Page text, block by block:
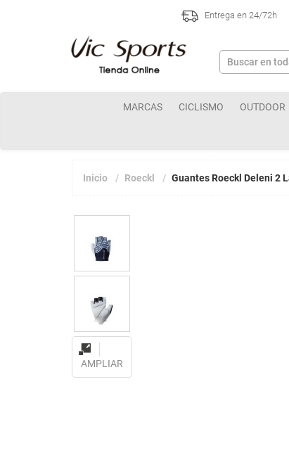
Entrega en 24/72h
MARCAS CICLISMO OUTDOOR
Inicio Roeckl Guantes Roeckl Deleni 2
AMPLIAR